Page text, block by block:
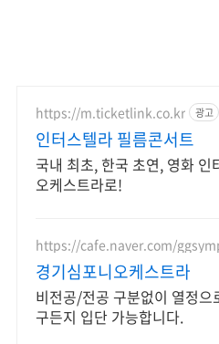
https://m.ticketlink.co.kr 광고
인터스텔라 필름콘서트
국내 최초, 한국 초연, 영화 인
오케스트라로!
https://cafe.naver.com/
경기심포니오케스트라
비전공/전공 구분없이 열정으
구든지 입단 가능합니다.